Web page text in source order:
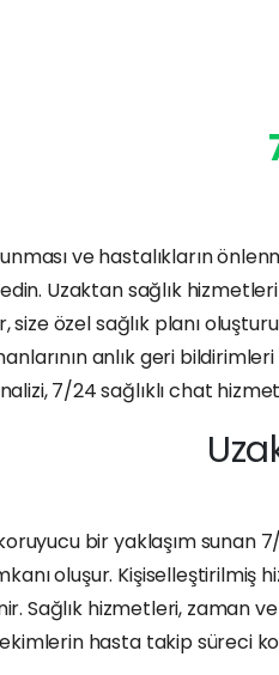
ve hastalıkların
Uzaktan sağlık
size özel sağlık planı
anlık geri
7/24 sağlıklı chat
bir yaklaşım sunan
oluşur. Kişiselleştirilmiş
Sağlık hizmetleri, zaman
hasta takip süreci